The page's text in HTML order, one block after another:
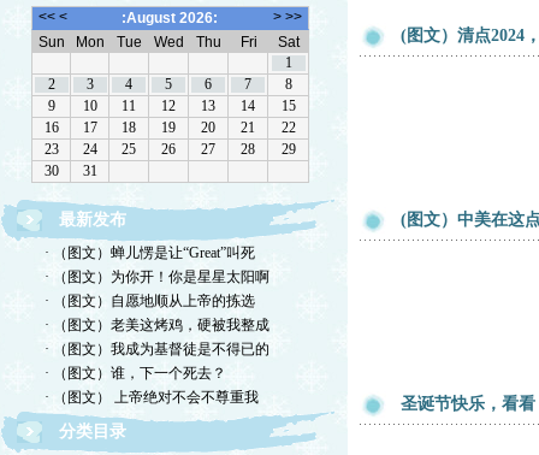
最新发布
· （图文）蝉儿愣是让“Great”叫死
· （图文）为你开！你是星星太阳啊
· （图文）自愿地顺从上帝的拣选
· （图文）老美这烤鸡，硬被我整成
· （图文）我成为基督徒是不得已的
· （图文）谁，下一个死去？
· （图文） 上帝绝对不会不尊重我
分类目录
(图文）清点2024
(图文）中美在这
圣诞节快乐，看